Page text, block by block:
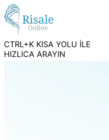
CTRL+K KISA YOLU İLE
HIZLICA ARAYIN